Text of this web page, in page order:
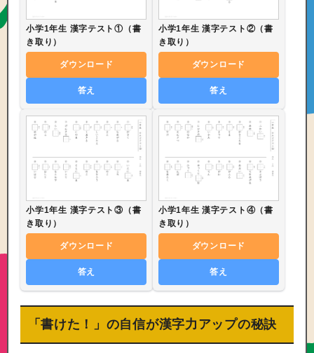
小学1年生 漢字テスト①（書
き取り）
ダウンロード
答え
小学1年生 漢字テスト②（書
き取り）
ダウンロード
答え
小学1年生 漢字テスト③（書
き取り）
ダウンロード
答え
小学1年生 漢字テスト④（書
き取り）
ダウンロード
答え
「書けた！」の自信が漢字力アップの秘訣